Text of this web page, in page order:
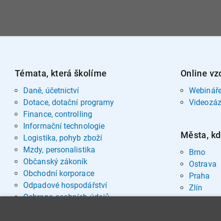
Témata, která školíme
Daně, účetnictví
Dotace, dotační programy
Finance, controlling
Informační technologie
Logistika, pohyb zboží
Mzdy, personalistika
Občanský zákoník
Obchodní korporace
Odpadové hospodářství
Ochrana osobních údajů
Online
Města,
Brno
Ostrava
Praha
Zlín